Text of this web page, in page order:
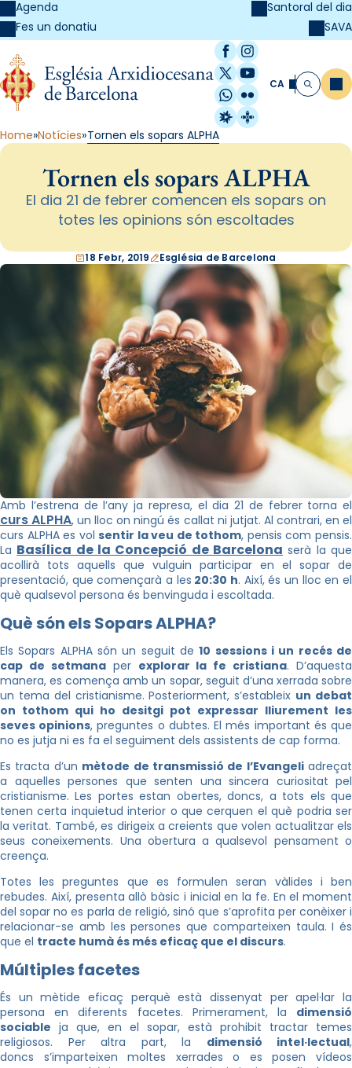
Agenda
Fes un donatiu
Santoral del dia
SAVA
Facebook
Instagram
X / Twitter
YouTube
WhatsApp
Flickr
Radio Estel
Catalunya
CA Cerca
Home Notícies Tornen els sopars ALPHA
Tornen els sopars ALPHA
El dia 21 de febrer comencen els sopars on
totes les opinions són escoltades
18 Febr, 2019 Església de Barcelona
Amb l’estrena de l’any ja represa, el dia 21 de febrer torna el
curs ALPHA, un lloc on ningú és callat ni jutjat. Al contrari, en el
curs ALPHA es volsentir la veu de tothom, pensis com pensis.
La Basílica de la Concepció de Barcelona serà la que
acollirà tots aquells que vulguin participar en el sopar de
presentació, que començarà a les 20:30 h. Així, és un lloc en el
què qualsevol persona és benvinguda i escoltada.
Què són els Sopars ALPHA?
Els Sopars ALPHA són un seguit de10 sessions i un recés de
cap de setmanaper explorar la fe cristiana. D’aquesta
manera, es comença amb un sopar, seguit d’una xerrada sobre
un tema del cristianisme. Posteriorment, s’estableix un debat
on tothom qui ho desitgi pot expressar lliurement les
seves opinions, preguntes o dubtes. El més important és que
no es jutja ni es fa el seguiment dels assistents de cap forma.
Es tracta d’un mètode de transmissió de l’Evangeliadreçat
a aquelles persones que senten una sincera curiositat pel
cristianisme. Les portes estan obertes, doncs, a tots els que
tenen certa inquietud interior o que cerquen el què podria ser
la veritat. També, es dirigeix a creients que volen actualitzar els
seus coneixements. Una obertura a qualsevol pensament o
creença.
Totes les preguntes que es formulen seran vàlides i ben
rebudes. Així, presenta allò bàsic i inicial en la fe. En el moment
del sopar no es parla de religió, sinó que s’aprofita per conèixer i
relacionar-se amb les persones que comparteixen taula. I és
que el tracte humà és més eficaç que el discurs.
Múltiples facetes
És un mètide eficaç perquè està dissenyat per apel·lar la
persona en diferents facetes. Primerament, la dimensió
sociable ja que, en el sopar, està prohibit tractar temes
religiosos. Per altra part, la dimensió intel·lectual,
doncs s’imparteixen moltes xerrades o es posen vídeos